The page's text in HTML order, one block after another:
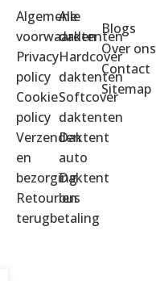
Algemene
voorwaarden
Privacy
policy
Cookie
policy
Verzenden
en
bezorging
Retour en
terugbetaling
Alle
daktenten
Hardcover
daktenten
Softcover
daktenten
Daktent
auto
Daktent
bus
Blogs
Over ons
Contact
Sitemap